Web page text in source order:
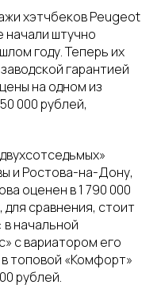
хэтчбеков Peugeot
начали штучно
году. Теперь их
гарантией
на одном из
000 рублей,
и Ростова-на-Дону,
оценен в 1 790 000
сравнения, стоит
начальной
с вариатором его
в топовой «Комфорт»
рублей.